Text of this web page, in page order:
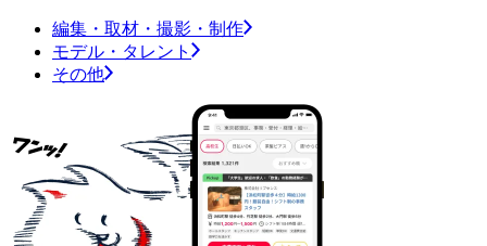
編集・取材・撮影・制作
モデル・タレント
その他